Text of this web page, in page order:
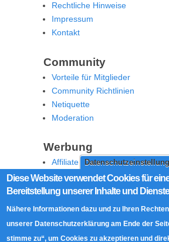
Diese Website verwendet Cookies für
Bereitstellung unserer Inhalte und
Nähere Informationen dazu und zu Ihren
unserer Datenschutzerklärung am Ende der
stimme zu“, um Cookies zu akzeptieren und
Rechtliche Hinweise
Impressum
Kontakt
Community
Vorteile für Mitglieder
Community Richtlinien
Netiquette
Moderation
Werbung
Affiliate Offenlegung
Werben Sie auf MoW
Social Media
RSS Feed
Facebook